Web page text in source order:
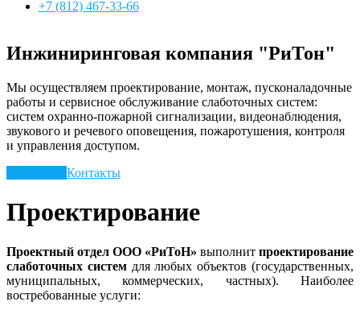
+7 (812) 467-33-66
Инжиниринговая компания "РиТон"
Мы осуществляем проектирование, монтаж, пусконаладочные
работы и сервисное обслуживание слаботочных систем:
систем охранно-пожарной сигнализации, видеонаблюдения,
звукового и речевого оповещения, пожаротушения, контроля
и управления доступом.
Контакты
Проектирование
Проектный отдел ООО «РиТоН» выполнит проектирование
слаботочных системдля любых объектов (государственных,
муниципальных, коммерческих, частных). Наиболее
востребованные услуги: